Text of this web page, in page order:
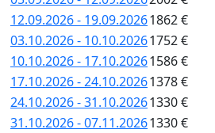
12.09.2026 - 19.09.20261862 €
03.10.2026 - 10.10.20261752 €
10.10.2026 - 17.10.20261586 €
17.10.2026 - 24.10.20261378 €
24.10.2026 - 31.10.20261330 €
31.10.2026 - 07.11.20261330 €